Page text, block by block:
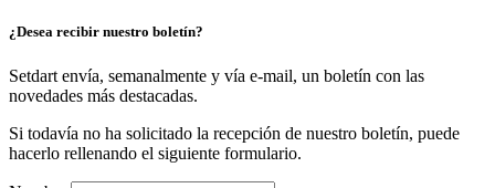
¿Desea recibir nuestro boletín?
Setdart envía, semanalmente y vía e-mail, un boletín con las
novedades más destacadas.
Si todavía no ha solicitado la recepción de nuestro boletín, puede
hacerlo rellenando el siguiente formulario.